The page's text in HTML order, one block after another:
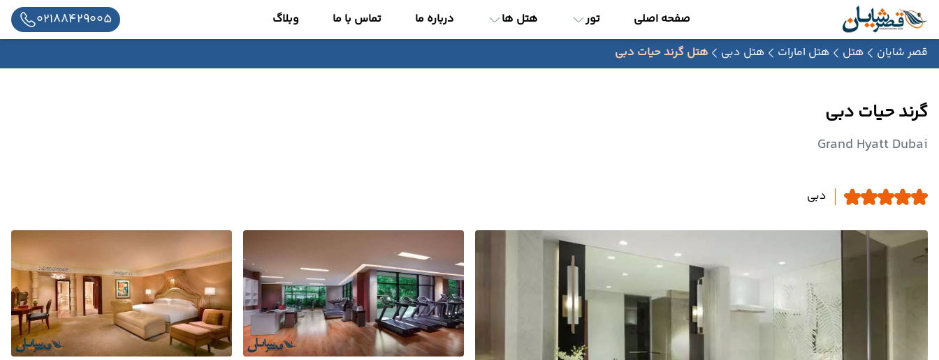
صفحه اصلی تور هتل ها درباره ما تماس با ما وبلاگ 02188429005
قصر شایان هتل هتل امارات هتل دبی هتل گرند حیات دبی
گرند حیات دبی
Grand Hyatt Dubai
دبی